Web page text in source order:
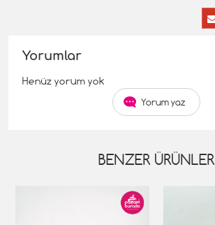
Yorumlar
Henüz yorum yok
Yorum yaz
BENZER ÜRÜNLER